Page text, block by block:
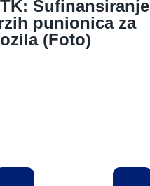
Sufinansiranje
punionica za
(Foto)